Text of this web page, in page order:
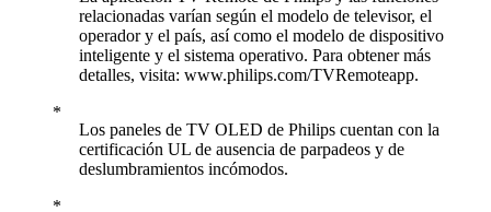
relacionadas varían según el modelo de televisor, el
operador y el país, así como el modelo de dispositivo
inteligente y el sistema operativo. Para obtener más
detalles, visita: www.philips.com/TVRemoteapp.
Los paneles de TV OLED de Philips cuentan con la
certificación UL de ausencia de parpadeos y de
deslumbramientos incómodos.